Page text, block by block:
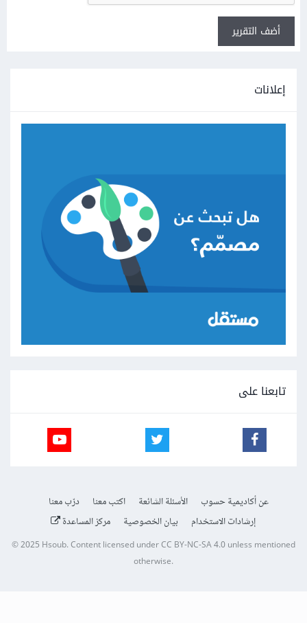
أضف التقرير
إعلانات
تابعنا على
عن أكاديمية حسوب الأسئلة الشائعة اكتب معنا
درّب معنا
إرشادات الاستخدام
بيان الخصوصية مركز المساعدة
© 2025 Hsoub.Content licensed underCC BY-NC-SA 4.0unless mentioned
otherwise.